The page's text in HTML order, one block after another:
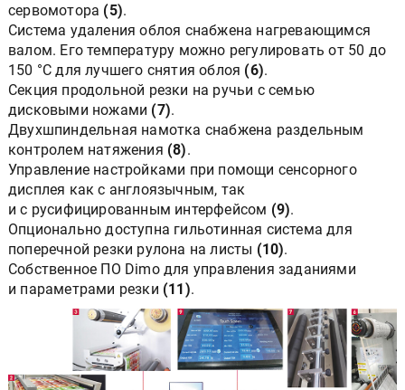
сервомотора (5).
Система удаления облоя снабжена нагревающимся
валом. Его температуру можно регулировать от 50 до
150 °C для лучшего снятия облоя (6).
Секция продольной резки на ручьи с семью
дисковыми ножами (7).
Двухшпиндельная намотка снабжена раздельным
контролем натяжения (8).
Управление настройками при помощи сенсорного
дисплея как с англоязычным, так
и с русифицированным интерфейсом (9).
Опционально доступна гильотинная система для
поперечной резки рулона на листы (10).
Собственное ПО Dimo для управления заданиями
и параметрами резки (11).